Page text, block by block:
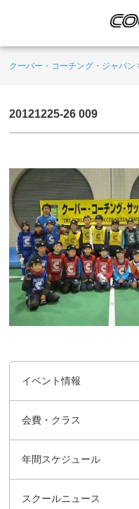
クーバー・コーチング・ジャパン
20121225-26 009
イベント情報
会費・クラス
年間スケジュール
スクールニュース